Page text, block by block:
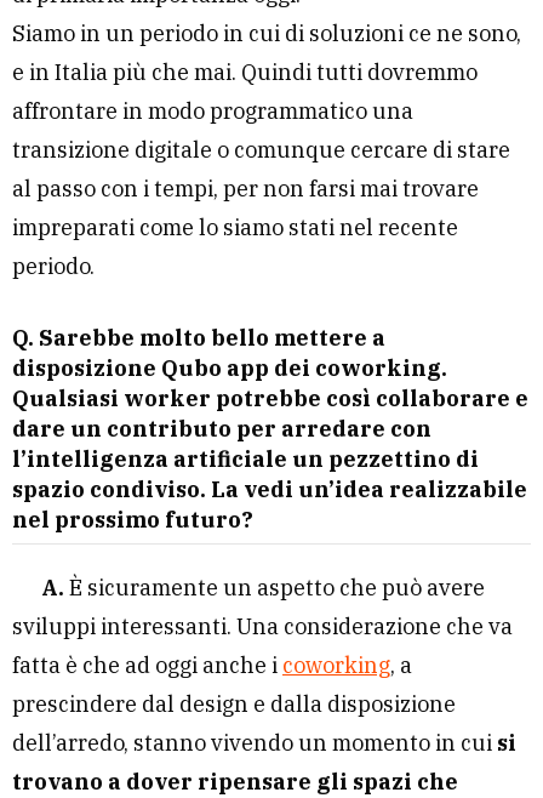
Siamo in un periodo in cui di soluzioni ce ne sono,
e in Italia più che mai. Quindi tutti dovremmo
affrontare in modo programmatico una
transizione digitale o comunque cercare di stare
al passo con i tempi, per non farsi mai trovare
impreparati come lo siamo stati nel recente
periodo.
Q. Sarebbe molto bello mettere a
disposizione Qubo app dei coworking.
Qualsiasi worker potrebbe così collaborare e
dare un contributo per arredare con
l’intelligenza artificiale un pezzettino di
spazio condiviso. La vedi un’idea realizzabile
nel prossimo futuro?
A. È sicuramente un aspetto che può avere
sviluppi interessanti. Una considerazione che va
fatta è che ad oggi anche i coworking, a
prescindere dal design e dalla disposizione
dell’arredo, stanno vivendo un momento in cui si
trovano a dover ripensare gli spazi che